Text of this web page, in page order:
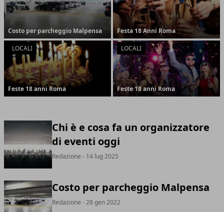
Costo per parcheggio Malpensa Festa 18 Anni Roma
LOCALI
Feste 18 anni Roma
LOCALI
Feste 18 anni Roma
Chi è e cosa fa un organizzatore
di eventi oggi
Redazione - 14 lug 2025
Costo per parcheggio Malpensa
Redazione - 28 gen 2022